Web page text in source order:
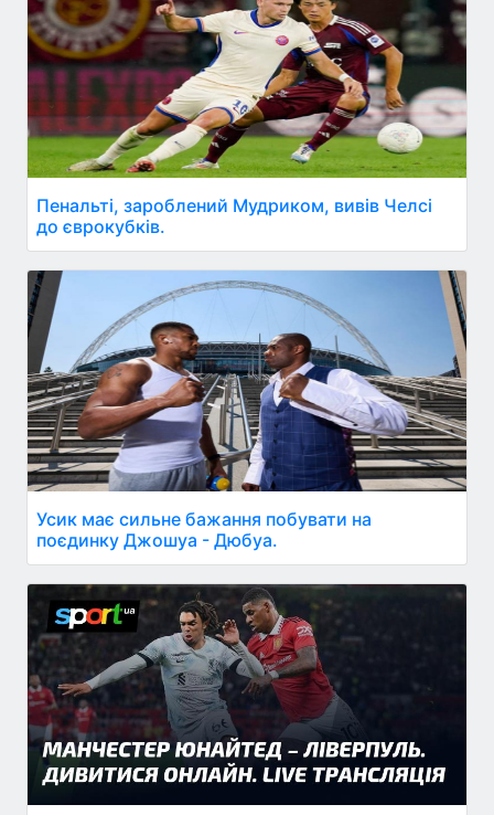
Пенальті, зароблений Мудриком, вивів Челсі
до єврокубків.
Усик має сильне бажання побувати на
поєдинку Джошуа - Дюбуа.